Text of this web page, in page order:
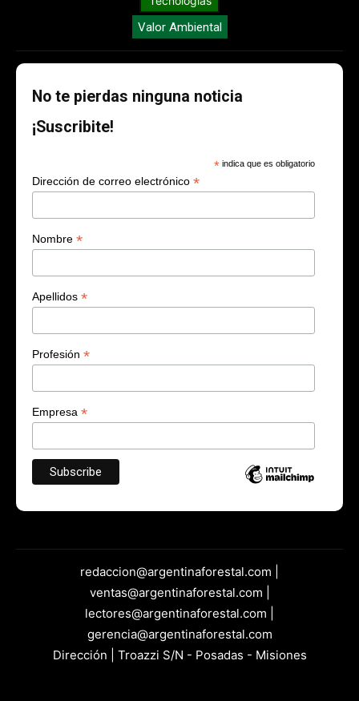
Valor Ambiental
No te pierdas ninguna noticia
¡Suscribite!
* indica que es obligatorio
Dirección de correo electrónico *
Nombre *
Apellidos *
Profesión *
Empresa *
redaccion@argentinaforestal.com |
ventas@argentinaforestal.com |
lectores@argentinaforestal.com |
gerencia@argentinaforestal.com
Dirección | Troazzi S/N - Posadas - Misiones